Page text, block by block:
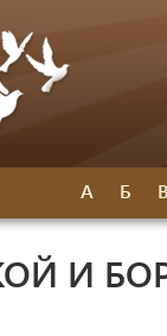
А Б
И